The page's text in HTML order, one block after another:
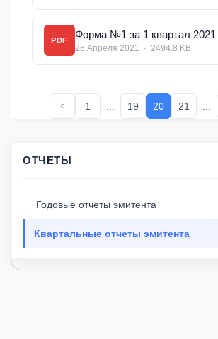
PDF
Форма №1 за 1 квартал 2021
28 Апреля 2021 · 2494.8 KB
1 19 20 21
ОТЧЕТЫ
Годовые отчеты эмитента
Квартальные отчеты эмитента